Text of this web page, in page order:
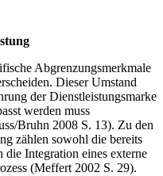
Abgrenzungsmerkmale
Dieser Umstand
der Dienstleistungsmarke
werden muss
Bruhn 2008 S. 13). Zu den
zählen sowohl die bereits
die Integration eines externe
(Meffert 2002 S. 29).